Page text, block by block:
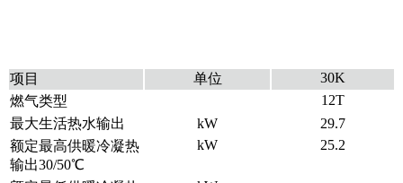
项目 单位
30K
燃气类型
12T
最大生活热水输出
kW
29.7
额定最高供暖冷凝热
输出30/50℃
kW 25.2